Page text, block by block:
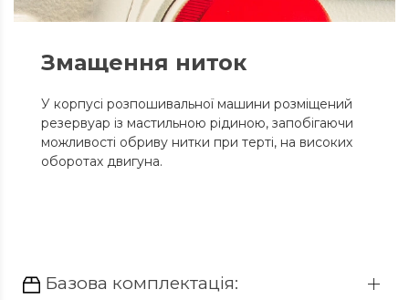
Змащення ниток
У корпусі розпошивальної машини розміщений
резервуар із мастильною рідиною, запобігаючи
можливості обриву нитки при терті, на високих
оборотах двигуна.
Базова комплектація: